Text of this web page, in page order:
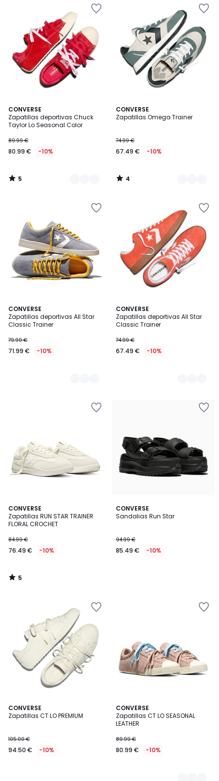
CONVERSE
Zapatillas deportivas Chuck
Taylor Lo Seasonal Color
89.99 €
80.99 € -10%
5
/
5
2
Colores
5
/
CONVERSE
Zapatillas Omega Trainer
74.99 €
67.49 € -10%
4
/
2
Colores
4
/
CONVERSE
Zapatillas deportivas All Star
Classic Trainer
79.99 €
71.99 € -10%
3
Colores
CONVERSE
Zapatillas deportivas All Star
Classic Trainer
74.99 €
67.49 € -10%
2
Colores
CONVERSE
Zapatillas RUN STAR TRAINER
FLORAL CROCHET
84.99 €
76.49 € -10%
5
/
5
5
/
CONVERSE
Sandalias Run Star
94.99 €
85.49 € -10%
CONVERSE
Zapatillas CT LO PREMIUM
105.00 €
94.50 € -10%
CONVERSE
Zapatillas CT LO SEASONAL
LEATHER
89.99 €
80.99 € -10%
2
Colores